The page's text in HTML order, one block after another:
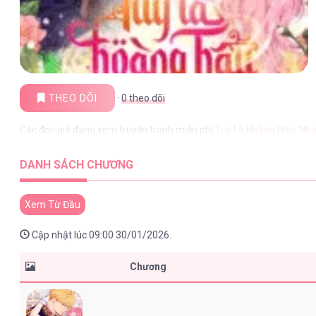
THEO DÕI ·0theo dõi
Các đọc giả đang xem truyện tranh miễn phí Tuy Là Hoàng Hậu,
DANH SÁCH CHƯƠNG
Xem Từ Đầu
Cập nhật lúc 09:00 30/01/2026.
Chương